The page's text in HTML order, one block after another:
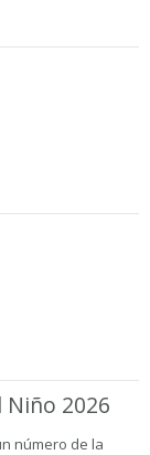
2026
número de la